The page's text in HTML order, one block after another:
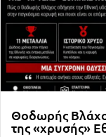
Θοδωρής
της «χρυσής»